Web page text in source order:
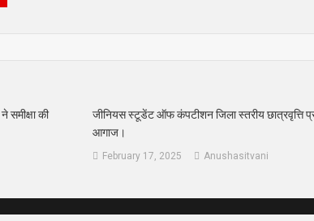
समीक्षा की
जीनियस स्टूडेंट ऑफ कंपटीशन जिला स्तरीय छात्रवृत्ति
आगाज।
February 17, 2025 Anushasitvani